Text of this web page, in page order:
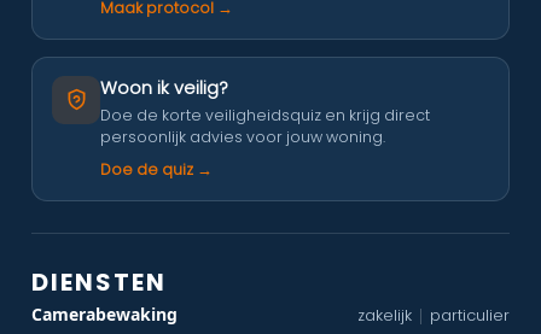
Maak protocol →
Woon ik veilig?
Doe de korte veiligheidsquiz en krijg direct
persoonlijk advies voor jouw woning.
Doe de quiz →
DIENSTEN
Camerabewaking zakelijk | particulier